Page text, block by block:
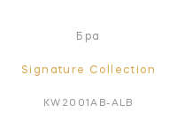
Бра
Signature Collection
KW2001AB-ALB